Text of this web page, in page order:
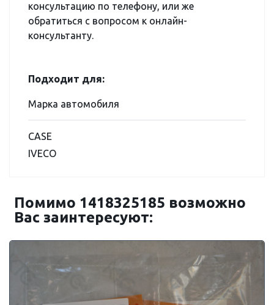
консультацию по телефону, или же
обратиться с вопросом к онлайн-
консультанту.
Подходит для:
Марка автомобиля
CASE
IVECO
Помимо 1418325185 возможно
Вас заинтересуют: